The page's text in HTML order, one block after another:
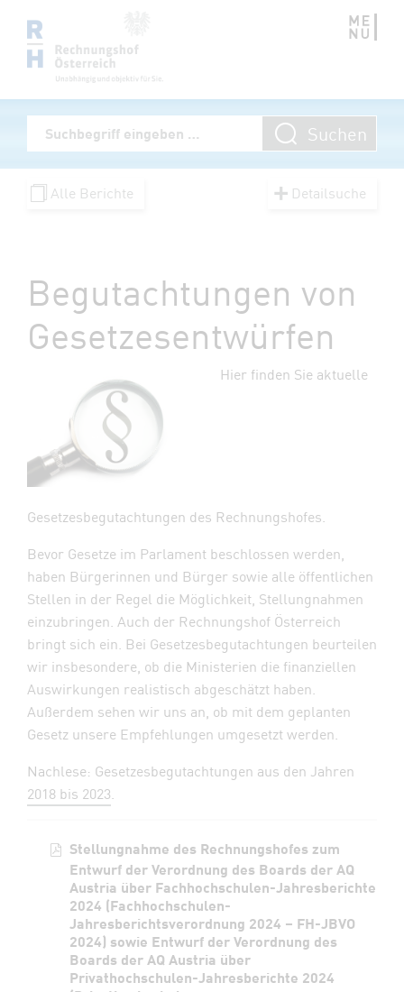
Zum Inhalt springen
Volltextsuche
Suchbegriff eingeben
Suchen
Alle Berichte Detailsuche
Begutachtungen von
Gesetzesentwürfen
Hier finden Sie aktuelle
Gesetzesbegutachtungen des Rechnungshofes.
Bevor Gesetze im Parlament beschlossen werden,
haben Bürgerinnen und Bürger sowie alle öffentlichen
Stellen in der Regel die Möglichkeit, Stellungnahmen
einzubringen. Auch der Rechnungshof Österreich
bringt sich ein. Bei Gesetzesbegutachtungen beurteilen
wir insbesondere, ob die Ministerien die finanziellen
Auswirkungen realistisch abgeschätzt haben.
Außerdem sehen wir uns an, ob mit dem geplanten
Gesetz unsere Empfehlungen umgesetzt werden.
Nachlese: Gesetzesbegutachtungen aus den Jahren
2018 bis 2023.
Stellungnahme des Rechnungshofes zum
Entwurf der Verordnung des Boards der AQ
Austria über Fachhochschulen-Jahresberichte
2024 (Fachhochschulen-
Jahresberichtsverordnung 2024 – FH-JBVO
2024) sowie Entwurf der Verordnung des
Boards der AQ Austria über
Privathochschulen-Jahresberichte 2024